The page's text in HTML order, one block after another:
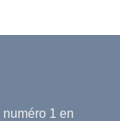
numéro 1 en